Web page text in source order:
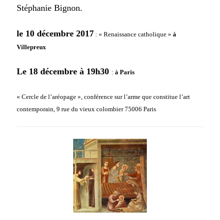
Stéphanie Bignon.
le 10 décembre 2017 : « Renaissance catholique »à
Villepreux
Le 18 décembre à 19h30 :à Paris
« Cercle de l’aréopage », conférence sur l’arme que constitue l’art
contemporain, 9 rue du vieux colombier 75006 Paris